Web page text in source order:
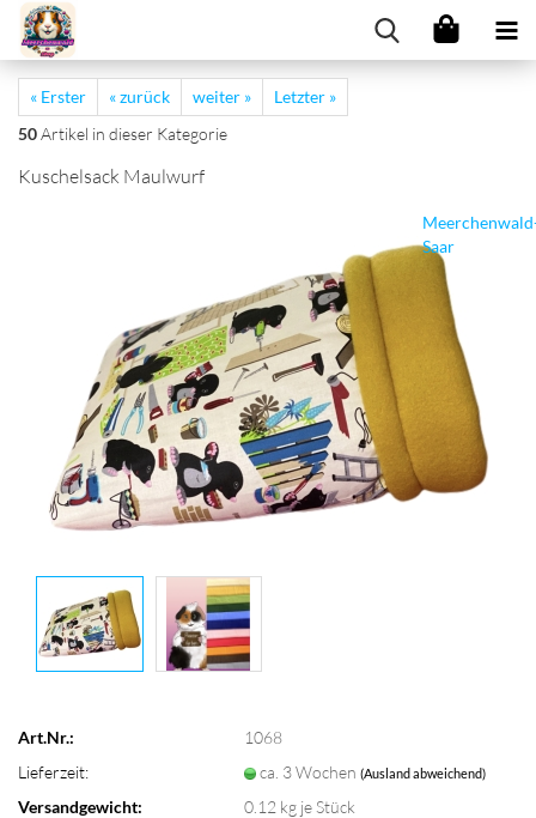
« Erster « zurück weiter »
Letzter »
50Artikel in dieser Kategorie
Kuschelsack Maulwurf
Saar
Art.Nr.:
1068
Lieferzeit:
ca. 3 Wochen(Ausland abweichend)
Versandgewicht: 0.12 kg je Stück